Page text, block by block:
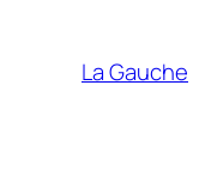
La Gauche